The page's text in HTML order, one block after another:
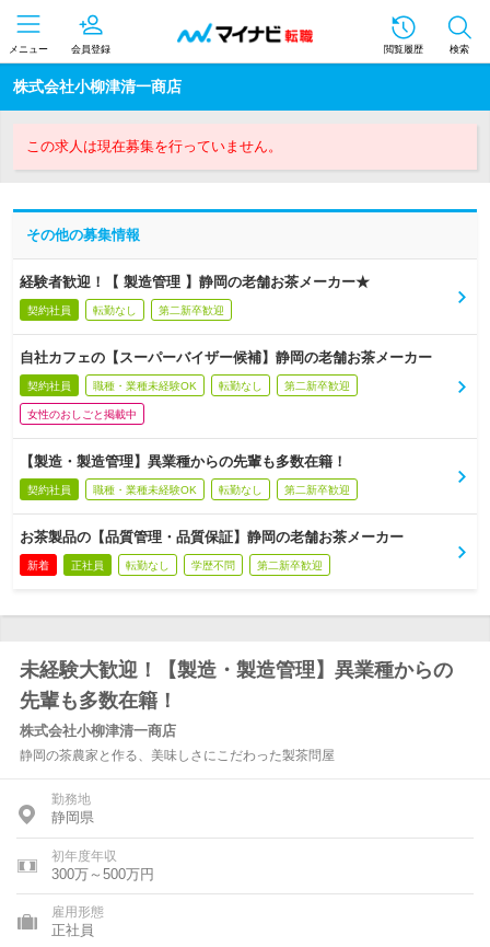
メニュー 会員登録 閲覧履歴 検索
株式会社小柳津清一商店
この求人は現在募集を行っていません。
その他の募集情報
経験者歓迎！【 製造管理 】静岡の老舗お茶メーカー★
契約社員 転勤なし 第二新卒歓迎
自社カフェの【スーパーバイザー候補】静岡の老舗お茶メーカー
契約社員 職種・業種未経験OK 転勤なし 第二新卒歓迎
女性のおしごと掲載中
【製造・製造管理】異業種からの先輩も多数在籍！
契約社員 職種・業種未経験OK 転勤なし 第二新卒歓迎
お茶製品の【品質管理・品質保証】静岡の老舗お茶メーカー
新着 正社員 転勤なし 学歴不問 第二新卒歓迎
未経験大歓迎！【製造・製造管理】異業種からの
先輩も多数在籍！
株式会社小柳津清一商店
静岡の茶農家と作る、美味しさにこだわった製茶問屋
勤務地
静岡県
初年度年収
300万～500万円
雇用形態
正社員